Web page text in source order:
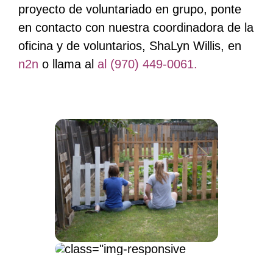
proyecto de voluntariado en grupo, ponte
en contacto con nuestra coordinadora de la
oficina y de voluntarios, ShaLyn Willis, en
n2n o llama al al (970) 449-0061.